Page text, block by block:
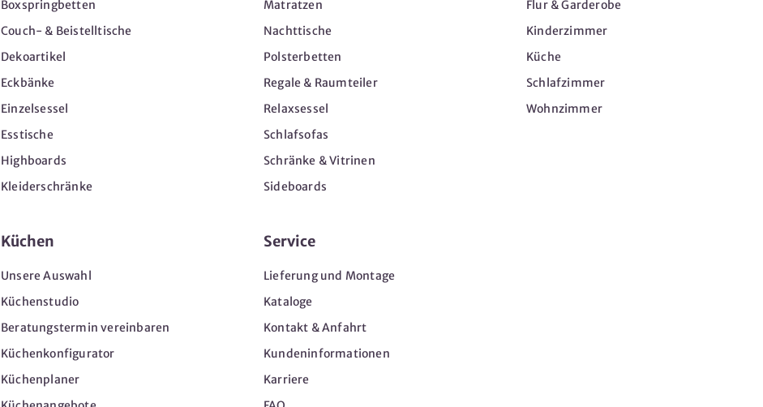
Boxspringbetten
Couch- & Beistelltische
Dekoartikel
Eckbänke
Einzelsessel
Esstische
Highboards
Kleiderschränke
Matratzen
Nachttische
Polsterbetten
Regale & Raumteiler
Relaxsessel
Schlafsofas
Schränke & Vitrinen
Sideboards
Flur & Garderobe
Kinderzimmer
Küche
Schlafzimmer
Wohnzimmer
Küchen
Unsere Auswahl
Küchenstudio
Beratungstermin vereinbaren
Küchenkonfigurator
Küchenplaner
Service
Lieferung und Montage
Kataloge
Kontakt & Anfahrt
Kundeninformationen
Karriere